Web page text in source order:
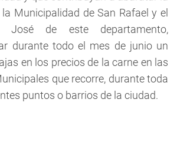
Municipalidad de San Rafael y el
José de este departamento,
durante todo el mes de junio un
en los precios de la carne en las
que recorre, durante toda
puntos o barrios de la ciudad.